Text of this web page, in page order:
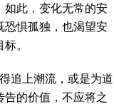
如此，变化无常的安
恐惧孤独，也渴望安
。
追上潮流，或是为道
的价值，不应将之